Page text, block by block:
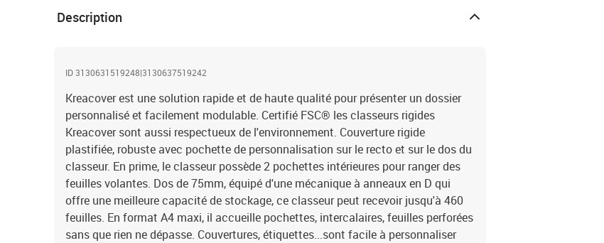
Description
ID 3130631519248|3130637519242
Kreacover est une solution rapide et de haute qualité pour présenter un dossier
personnalisé et facilement modulable. Certifié FSC® les classeurs rigides
Kreacover sont aussi respectueux de l'environnement. Couverture rigide
plastifiée, robuste avec pochette de personnalisation sur le recto et sur le dos du
classeur. En prime, le classeur possède 2 pochettes intérieures pour ranger des
feuilles volantes. Dos de 75mm, équipé d'une mécanique à anneaux en D qui
offre une meilleure capacité de stockage, ce classeur peut recevoir jusqu'à 460
feuilles. En format A4 maxi, il accueille pochettes, intercalaires, feuilles perforées
sans que rien ne dépasse. Couvertures, étiquettes...sont facile à personnaliser